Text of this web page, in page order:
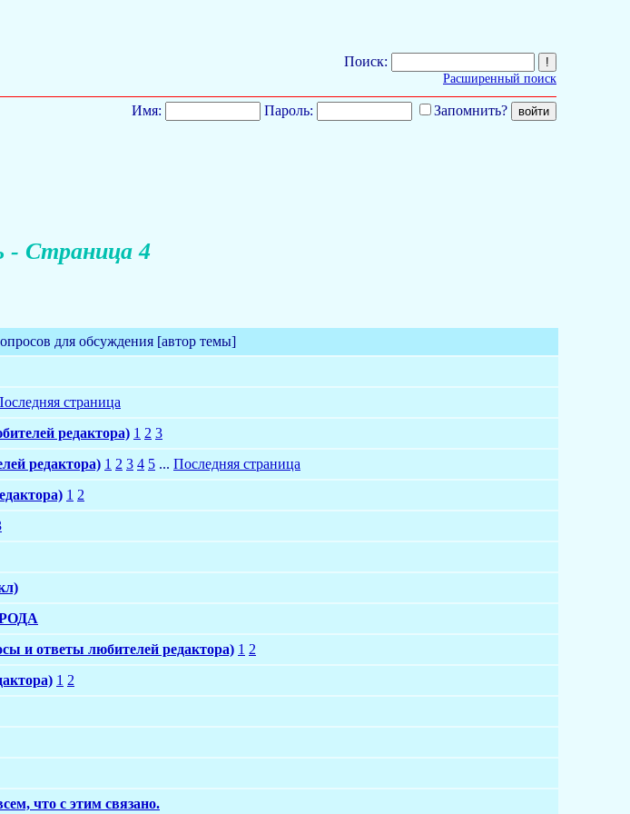
Поиск:
Расширенный поиск
Имя: Пароль: Запомнить?
- Страница 4
для обсуждения [автор темы]
страница
редактора) 1 2 3
редактора) 1 2 3 4 5 ... Последняя страница
1 2
и ответы любителей редактора) 1 2
1 2
что с этим связано.